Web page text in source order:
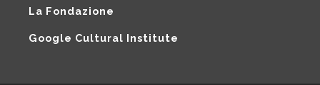
La Fondazione
Google Cultural Institute